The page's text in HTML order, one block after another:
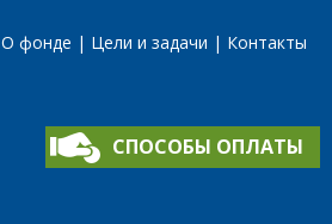
О фонде Цели и задачи Контакты
СПОСОБЫ ОПЛАТЫ